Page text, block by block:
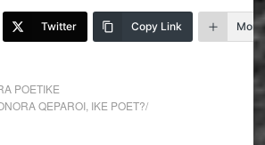
Twitter Copy Link More
POETIKE
QEPAROI, IKE POET?/